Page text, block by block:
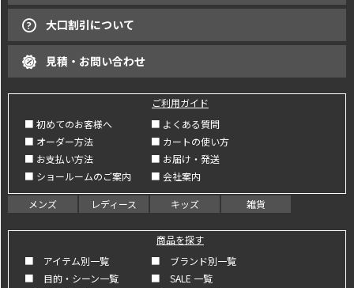
大口割引について
見積・お問い合わせ
ご利用ガイド
■ 初めてのお客様へ
■ よくある質問
■ オーダー方法
■ カートの使い方
■ お支払い方法
■ お届け・発送
■ ショールームのご案内
■ 会社案内
メンズ レディース キッズ 雑貨
商品を探す
■ アイテム別一覧
■ ブランド別一覧
■ 目的・シーン一覧
■ SALE 一覧